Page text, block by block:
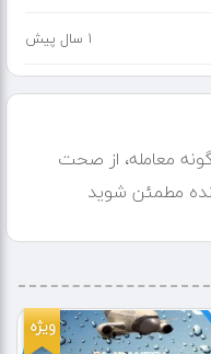
1 سال پیش
معامله، از صحت
مطمئن شوید
ویژه